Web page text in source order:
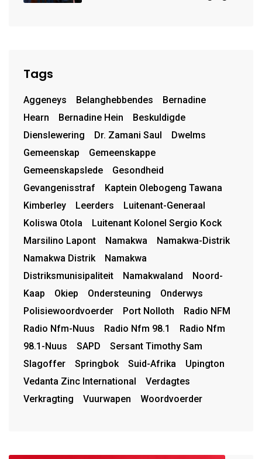
Tags
Aggeneys Belanghebbendes
Bernadine
Hearn
Bernadine Hein
Beskuldigde
Dienslewering
Dr. Zamani Saul
Dwelms
Gemeenskap
Gemeenskappe
Gemeenskapslede
Gesondheid
Gevangenisstraf
Kaptein Olebogeng Tawana
Kimberley
Leerders
Luitenant-Generaal
Koliswa Otola
Luitenant Kolonel Sergio Kock
Marsilino Lapont
Namakwa
Namakwa-Distrik
Namakwa Distrik
Namakwa
Distriksmunisipaliteit
Namakwaland
Noord-
Kaap
Okiep Ondersteuning
Onderwys
Polisiewoordvoerder
Port Nolloth
Radio NFM
Radio Nfm-Nuus
Radio Nfm 98.1
Radio Nfm
98.1-Nuus
SAPD
Sersant Timothy Sam
Slagoffer
Springbok Suid-Afrika
Upington
Vedanta Zinc International
Verdagtes
Verkragting
Vuurwapen Woordvoerder